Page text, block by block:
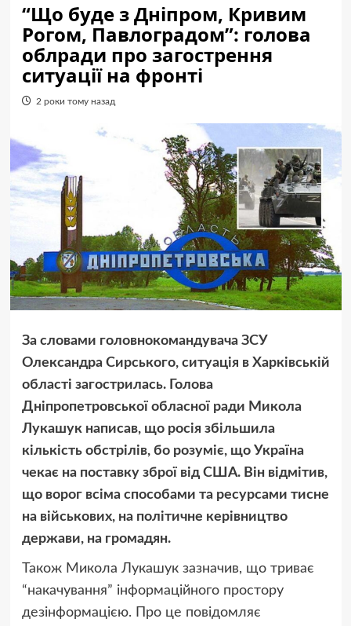
“Що буде з Дніпром, Кривим
Рогом, Павлоградом”: голова
облради про загострення
ситуації на фронті
2 роки тому назад
За словами головнокомандувача ЗСУ
Олександра Сирського, ситуація в Харківській
області загострилась. Голова
Дніпропетровської обласної ради Микола
Лукашук написав, що росія збільшила
кількість обстрілів, бо розуміє, що Україна
чекає на поставку зброї від США. Він відмітив,
що ворог всіма способами та ресурсами тисне
на військових, на політичне керівництво
держави, на громадян.
Також Микола Лукашук зазначив, що триває
“накачування” інформаційного простору
дезінформацією. Про це повідомляє